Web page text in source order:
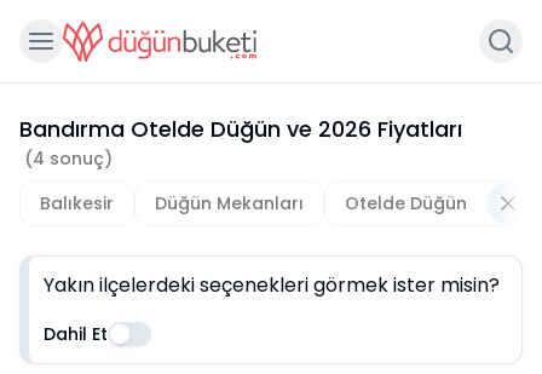
Bandırma Otelde Düğün ve 2026 Fiyatları
(4 sonuç)
Balıkesir
Düğün Mekanları Otelde Düğün
Yakın ilçelerdeki seçenekleri görmek ister misin?
Dahil Et